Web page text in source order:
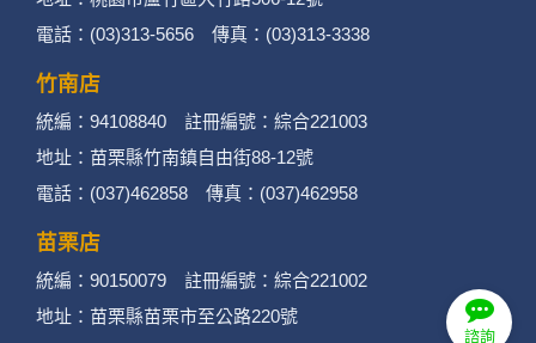
諮詢
何時旅行社有限公司
台北店
統編：54995659 註冊編號：綜合221000